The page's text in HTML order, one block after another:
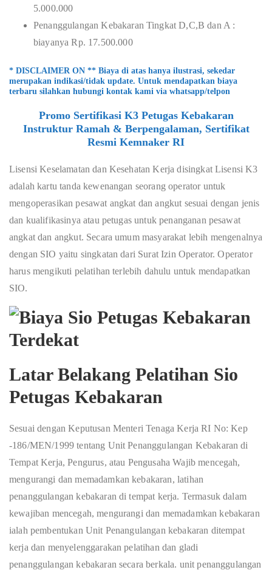
5.000.000
Penanggulangan Kebakaran Tingkat D,C,B dan A :
biayanya Rp. 17.500.000
* DISCLAIMER ON ** Biaya di atas hanya ilustrasi, sekedar
merupakan indikasi/tidak update. Untuk mendapatkan biaya
terbaru silahkan hubungi kontak kami via whatsapp/telpon
Promo Sertifikasi K3 Petugas Kebakaran
Instruktur Ramah & Berpengalaman, Sertifikat
Resmi Kemnaker RI
Lisensi Keselamatan dan Kesehatan Kerja disingkat Lisensi K3
adalah kartu tanda kewenangan seorang operator untuk
mengoperasikan pesawat angkat dan angkut sesuai dengan jenis
dan kualifikasinya atau petugas untuk penanganan pesawat
angkat dan angkut. Secara umum masyarakat lebih mengenalnya
dengan SIO yaitu singkatan dari Surat Izin Operator. Operator
harus mengikuti pelatihan terlebih dahulu untuk mendapatkan
SIO.
Latar Belakang Pelatihan Sio
Petugas Kebakaran
Sesuai dengan Keputusan Menteri Tenaga Kerja RI No: Kep
-186/MEN/1999 tentang Unit Penanggulangan Kebakaran di
Tempat Kerja, Pengurus, atau Pengusaha Wajib mencegah,
mengurangi dan memadamkan kebakaran, latihan
penanggulangan kebakaran di tempat kerja. Termasuk dalam
kewajiban mencegah, mengurangi dan memadamkan kebakaran
ialah pembentukan Unit Penangulangan kebakaran ditempat
kerja dan menyelenggarakan pelatihan dan gladi
penanggulangan kebakaran secara berkala. unit penanggulangan